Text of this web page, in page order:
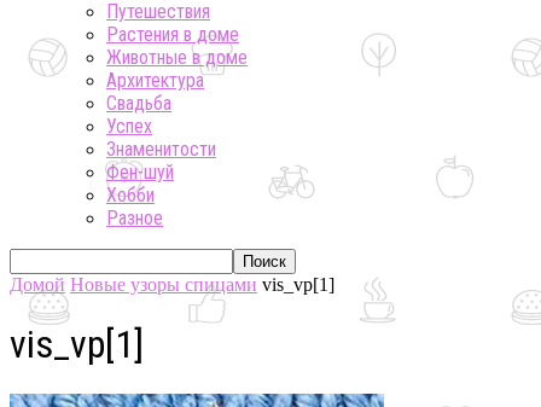
Путешествия
Растения в доме
Животные в доме
Архитектура
Свадьба
Успех
Знаменитости
Фен-шуй
Хобби
Разное
Домой Новые узоры спицами vis_vp[1]
vis_vp[1]